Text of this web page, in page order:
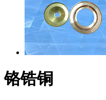
铬锆铜